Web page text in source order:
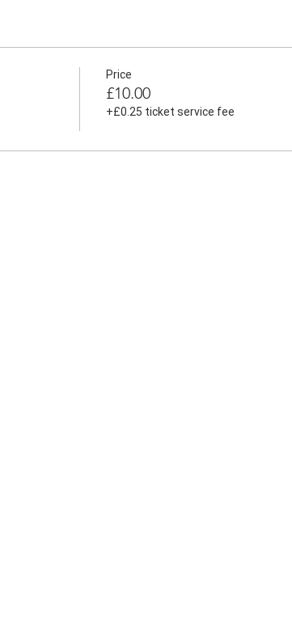
Price
£10.00
+£0.25 ticket service fee